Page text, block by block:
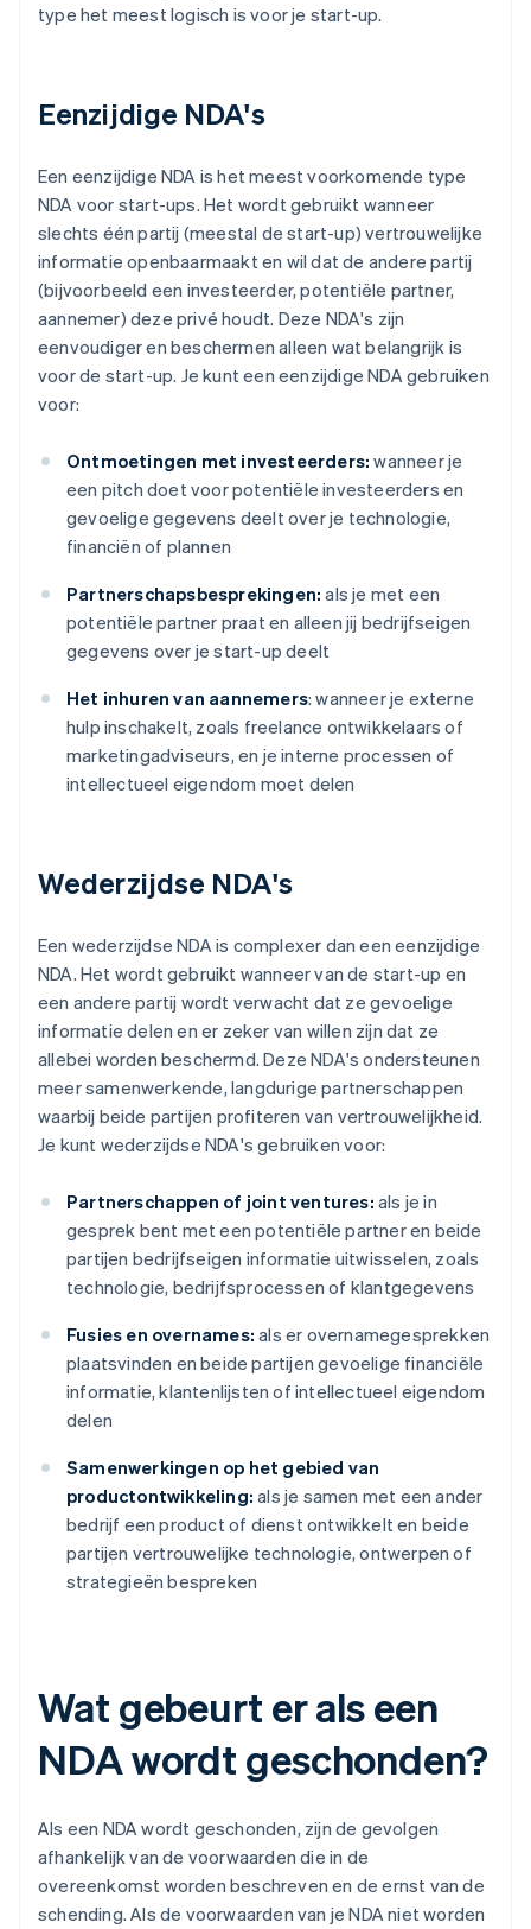
type het meest logisch is voor je start-up.
Eenzijdige NDA's
Een eenzijdige NDA is het meest voorkomende type
NDA voor start-ups. Het wordt gebruikt wanneer
slechts één partij (meestal de start-up) vertrouwelijke
informatie openbaarmaakt en wil dat de andere partij
(bijvoorbeeld een investeerder, potentiële partner,
aannemer) deze privé houdt. Deze NDA's zijn
eenvoudiger en beschermen alleen wat belangrijk is
voor de start-up. Je kunt een eenzijdige NDA gebruiken
voor:
Ontmoetingen met investeerders: wanneer je
een pitch doet voor potentiële investeerders en
gevoelige gegevens deelt over je technologie,
financiën of plannen
Partnerschapsbesprekingen: als je met een
potentiële partner praat en alleen jij bedrijfseigen
gegevens over je start-up deelt
Het inhuren van aannemers: wanneer je externe
hulp inschakelt, zoals freelance ontwikkelaars of
marketingadviseurs, en je interne processen of
intellectueel eigendom moet delen
Wederzijdse NDA's
Een wederzijdse NDA is complexer dan een eenzijdige
NDA. Het wordt gebruikt wanneer van de start-up en
een andere partij wordt verwacht dat ze gevoelige
informatie delen en er zeker van willen zijn dat ze
allebei worden beschermd. Deze NDA's ondersteunen
meer samenwerkende, langdurige partnerschappen
waarbij beide partijen profiteren van vertrouwelijkheid.
Je kunt wederzijdse NDA's gebruiken voor:
Partnerschappen of joint ventures: als je in
gesprek bent met een potentiële partner en beide
partijen bedrijfseigen informatie uitwisselen, zoals
technologie, bedrijfsprocessen of klantgegevens
Fusies en overnames: als er overnamegesprekken
plaatsvinden en beide partijen gevoelige financiële
informatie, klantenlijsten of intellectueel eigendom
delen
Samenwerkingen op het gebied van
productontwikkeling: als je samen met een ander
bedrijf een product of dienst ontwikkelt en beide
partijen vertrouwelijke technologie, ontwerpen of
strategieën bespreken
Wat gebeurt er als een
NDA wordt geschonden?
Als een NDA wordt geschonden, zijn de gevolgen
afhankelijk van de voorwaarden die in de
overeenkomst worden beschreven en de ernst van de
schending. Als de voorwaarden van je NDA niet worden